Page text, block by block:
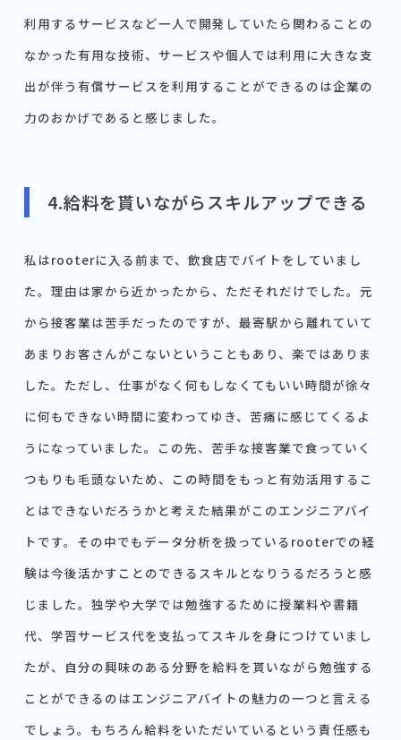
利用するサービスなど一人で開発していたら関わることの
なかった有用な技術、サービスや個人では利用に大きな支
出が伴う有償サービスを利用することができるのは企業の
力のおかげであると感じました。
4.給料を貰いながらスキルアップできる
私はrooterに入る前まで、飲食店でバイトをしていまし
た。理由は家から近かったから、ただそれだけでした。元
から接客業は苦手だったのですが、最寄駅から離れていて
あまりお客さんがこないということもあり、楽ではありま
した。ただし、仕事がなく何もしなくてもいい時間が徐々
に何もできない時間に変わってゆき、苦痛に感じてくるよ
うになっていました。この先、苦手な接客業で食っていく
つもりも毛頭ないため、この時間をもっと有効活用するこ
とはできないだろうかと考えた結果がこのエンジニアバイ
トです。その中でもデータ分析を扱っているrooterでの経
験は今後活かすことのできるスキルとなりうるだろうと感
じました。独学や大学では勉強するために授業料や書籍
代、学習サービス代を支払ってスキルを身につけていまし
たが、自分の興味のある分野を給料を貰いながら勉強する
ことができるのはエンジニアバイトの魅力の一つと言える
でしょう。もちろん給料をいただいているという責任感も